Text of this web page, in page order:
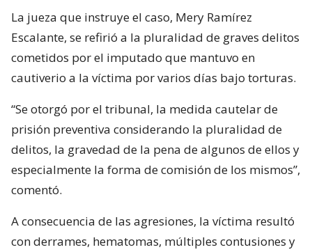
La jueza que instruye el caso, Mery Ramírez
Escalante, se refirió a la pluralidad de graves delitos
cometidos por el imputado que mantuvo en
cautiverio a la víctima por varios días bajo torturas.
“Se otorgó por el tribunal, la medida cautelar de
prisión preventiva considerando la pluralidad de
delitos, la gravedad de la pena de algunos de ellos y
especialmente la forma de comisión de los mismos”,
comentó.
A consecuencia de las agresiones, la víctima resultó
con derrames, hematomas, múltiples contusiones y